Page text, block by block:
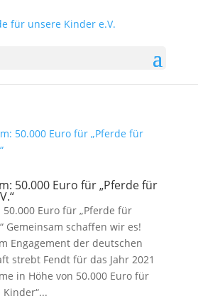
50.000 Euro für „Pferde für
50.000 Euro für „Pferde für
Gemeinsam schaffen wir es!
Engagement der deutschen
strebt Fendt für das Jahr 2021
in Höhe von 50.000 Euro für